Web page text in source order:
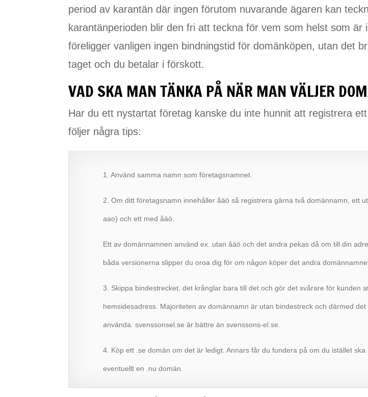
period av karantän där ingen förutom nuvarande ägaren kan
karantänperioden blir den fri att teckna för vem som helst som är
föreligger vanligen ingen bindningstid för domänköpen, utan det
taget och du betalar i förskott.
VAD SKA MAN TÄNKA PÅ NÄR MAN VÄLJER
Har du ett nystartat företag kanske du inte hunnit att registrera
följer några tips:
1. Använd samma namn som företagsnamnet.
2. Om ditt företagsnamn innehåller åäö så registrera gärna två domännamn, ett
aao) och ett med åäö.
Ett av domännamnen använd ex. utan åäö och det andra pekas då om till din
båda versionerna slipper du oroa dig för om någon köper det andra
3. Skippa bindestrecket, det krånglar bara till det och gör det svårare för kunden
hemsidesadress. Majoriteten av domännamn är utan bindestreck och därmed
använda. svenssonsel.se är bättre än svenssons-el.se.
4. Köp ett .se domän om det är ledigt. Annars får du fundera på om du istället
eventuellt en .nu domän.